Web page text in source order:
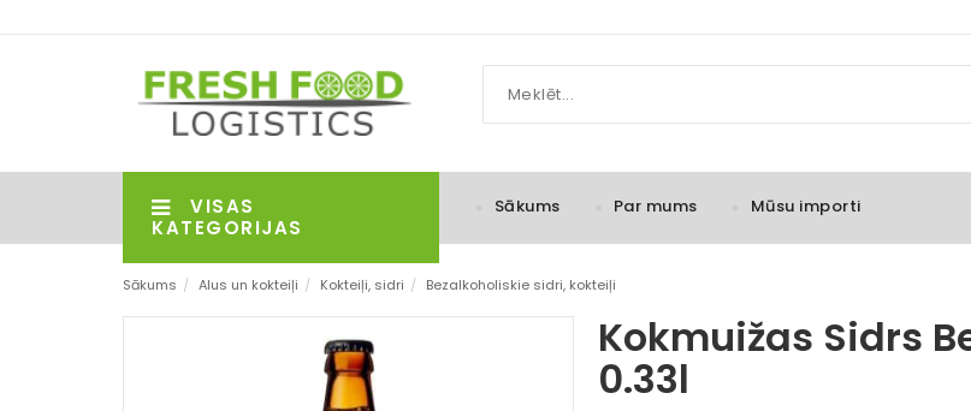
VISAS
KATEGORIJAS
Sākums Par mums Mūsu importi
Sākums / Alus un kokteiļi / Kokteiļi, sidri / Bezalkoholiskie sidri, kokteiļi
Kokmuižas Sidrs
0.33l